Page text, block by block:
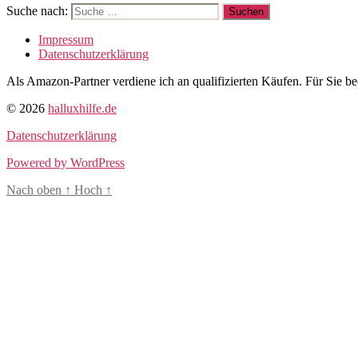
Suche nach:
Impressum
Datenschutzerklärung
Als Amazon-Partner verdiene ich an qualifizierten Käufen. Für Sie
© 2026 halluxhilfe.de
Datenschutzerklärung
Powered by WordPress
Nach oben ↑ Hoch ↑